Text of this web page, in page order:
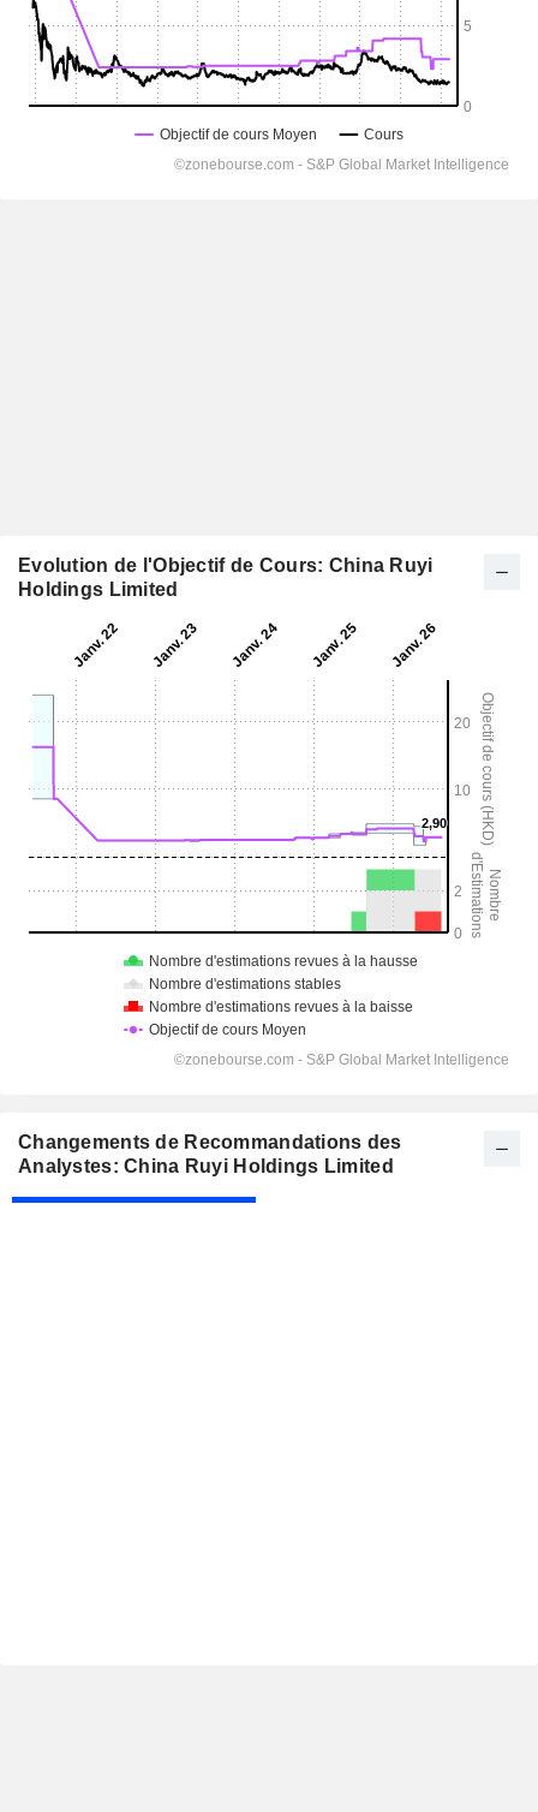
Evolution de l'Objectif de Cours: China Ruyi
Holdings Limited
Changements de Recommandations des
Analystes: China Ruyi Holdings Limited